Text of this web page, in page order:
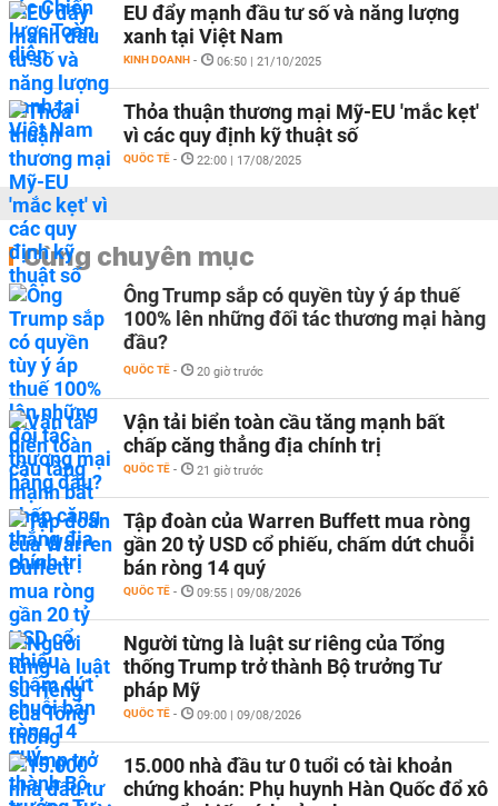
EU đẩy mạnh đầu tư số và năng lượng
xanh tại Việt Nam
KINH DOANH - 06:50 | 21/10/2025
Thỏa thuận thương mại Mỹ-EU 'mắc kẹt'
vì các quy định kỹ thuật số
QUỐC TẾ - 22:00 | 17/08/2025
Cùng chuyên mục
Ông Trump sắp có quyền tùy ý áp thuế
100% lên những đối tác thương mại hàng
đầu?
QUỐC TẾ - 20 giờ trước
Vận tải biển toàn cầu tăng mạnh bất
chấp căng thẳng địa chính trị
QUỐC TẾ - 21 giờ trước
Tập đoàn của Warren Buffett mua ròng
gần 20 tỷ USD cổ phiếu, chấm dứt chuỗi
bán ròng 14 quý
QUỐC TẾ - 09:55 | 09/08/2026
Người từng là luật sư riêng của Tổng
thống Trump trở thành Bộ trưởng Tư
pháp Mỹ
QUỐC TẾ - 09:00 | 09/08/2026
15.000 nhà đầu tư 0 tuổi có tài khoản
chứng khoán: Phụ huynh Hàn Quốc đổ xô